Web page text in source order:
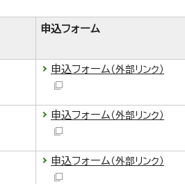
申込フォーム
申込フォーム （外部リンク）
申込フォーム （外部リンク）
申込フォーム （外部リンク）